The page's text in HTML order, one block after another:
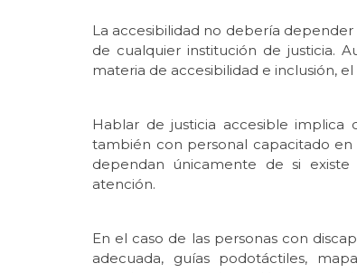
La accesibilidad no debería
de cualquier institución de justicia.
materia de accesibilidad e inclusión,
Hablar de justicia accesible
también con personal capacitado en
dependan únicamente de si
atención.
En el caso de las personas con
adecuada, guías podotáctiles,